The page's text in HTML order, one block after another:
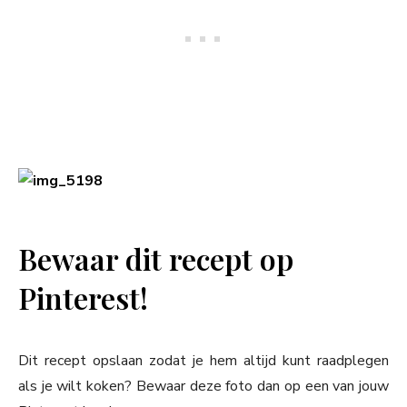
Bewaar dit recept op
Pinterest!
Dit recept opslaan zodat je hem altijd kunt raadplegen
als je wilt koken? Bewaar deze foto dan op een van jouw